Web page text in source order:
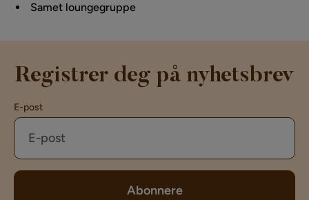
Samet loungegruppe
Registrer deg på nyhetsbrev
E-post
Abonnere